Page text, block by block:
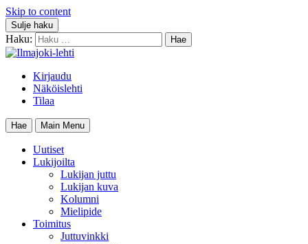
Skip to content
Sulje haku
Haku:
Kirjaudu
Näköislehti
Tilaa
Hae Main Menu
Uutiset
Lukijoilta
Lukijan juttu
Lukijan kuva
Kolumni
Mielipide
Toimitus
Juttuvinkki